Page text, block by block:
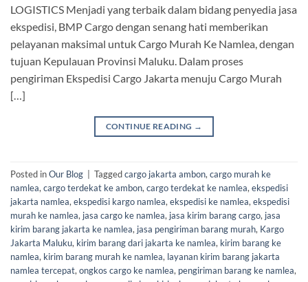
LOGISTICS Menjadi yang terbaik dalam bidang penyedia jasa
ekspedisi, BMP Cargo dengan senang hati memberikan
pelayanan maksimal untuk Cargo Murah Ke Namlea, dengan
tujuan Kepulauan Provinsi Maluku. Dalam proses
pengiriman Ekspedisi Cargo Jakarta menuju Cargo Murah
[…]
CONTINUE READING →
Posted inOur Blog Taggedcargo jakarta ambon, cargo murah ke
namlea, cargo terdekat ke ambon, cargo terdekat ke namlea, ekspedisi
jakarta namlea, ekspedisi kargo namlea, ekspedisi ke namlea, ekspedisi
murah ke namlea, jasa cargo ke namlea, jasa kirim barang cargo, jasa
kirim barang jakarta ke namlea, jasa pengiriman barang murah, Kargo
Jakarta Maluku, kirim barang dari jakarta ke namlea, kirim barang ke
namlea, kirim barang murah ke namlea, layanan kirim barang jakarta
namlea tercepat, ongkos cargo ke namlea, pengiriman barang ke namlea,